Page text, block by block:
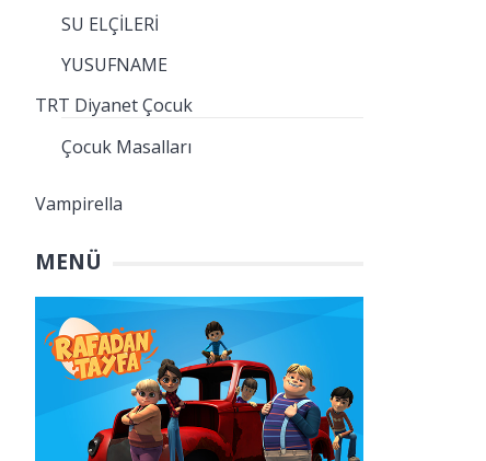
SU ELÇİLERİ
YUSUFNAME
TRT Diyanet Çocuk
Çocuk Masalları
Vampirella
MENÜ